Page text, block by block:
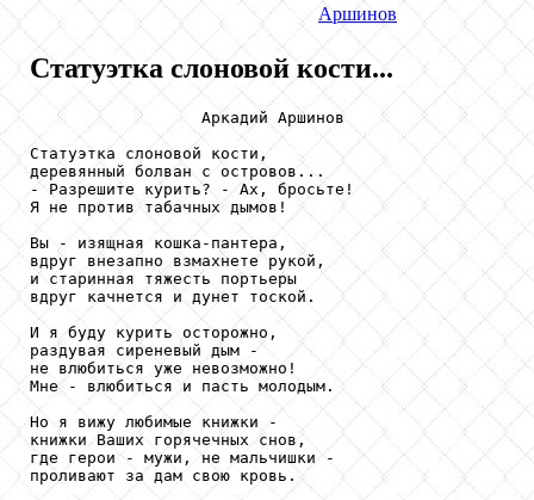
Аршинов
Статуэтка слоновой кости...
                  Аркадий Аршинов
Статуэтка слоновой кости,
деревянный болван с островов...
- Разрешите курить? - Ах, бросьте!
Я не против табачных дымов!
Вы - изящная кошка-пантера,
вдруг внезапно взмахнете рукой,
и старинная тяжесть портьеры
вдруг качнется и дунет тоской.
И я буду курить осторожно,
раздувая сиреневый дым -
не влюбиться уже невозможно!
Мне - влюбиться и пасть молодым.
Но я вижу любимые книжки -
книжки Ваших горячечных снов,
где герои - мужи, не мальчишки -
проливают за дам свою кровь.